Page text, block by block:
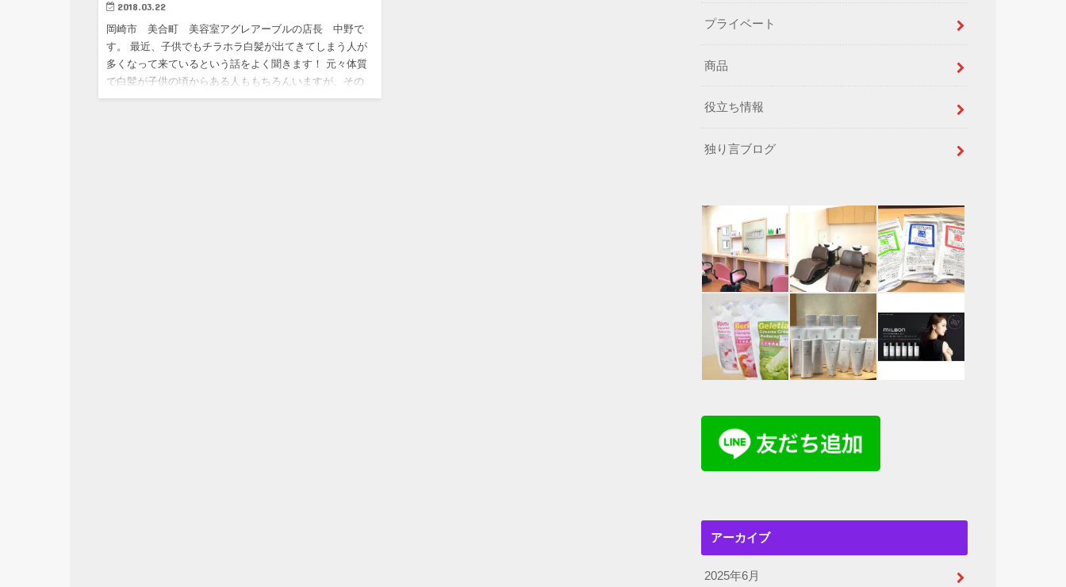
2018.03.22
岡崎市 美合町 美容室アグレアーブルの店長 中野で
す。 最近、子供でもチラホラ白髪が出てきてしまう人が
多くなって来ているという話をよく聞きます！ 元々体質
で白髪が子供の頃からある人ももちろんいますが、その
他の原因は栄養不…
プライベート
商品
役立ち情報
独り言ブログ
アーカイブ
2025年6月